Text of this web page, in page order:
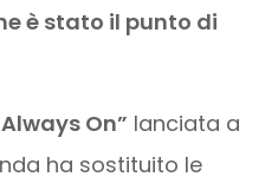
è stato il punto di
On” lanciata a
ha sostituito le